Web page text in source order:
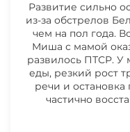
Развитие сильно
из-за обстрелов
чем на пол года.
Миша с мамой
развилось ПТСР. У
еды, резкий рост
речи и
частично